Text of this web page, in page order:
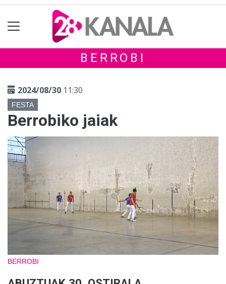
BERROBI
2024/08/30 11:30
FESTA
Berrobiko jaiak
BERROBI